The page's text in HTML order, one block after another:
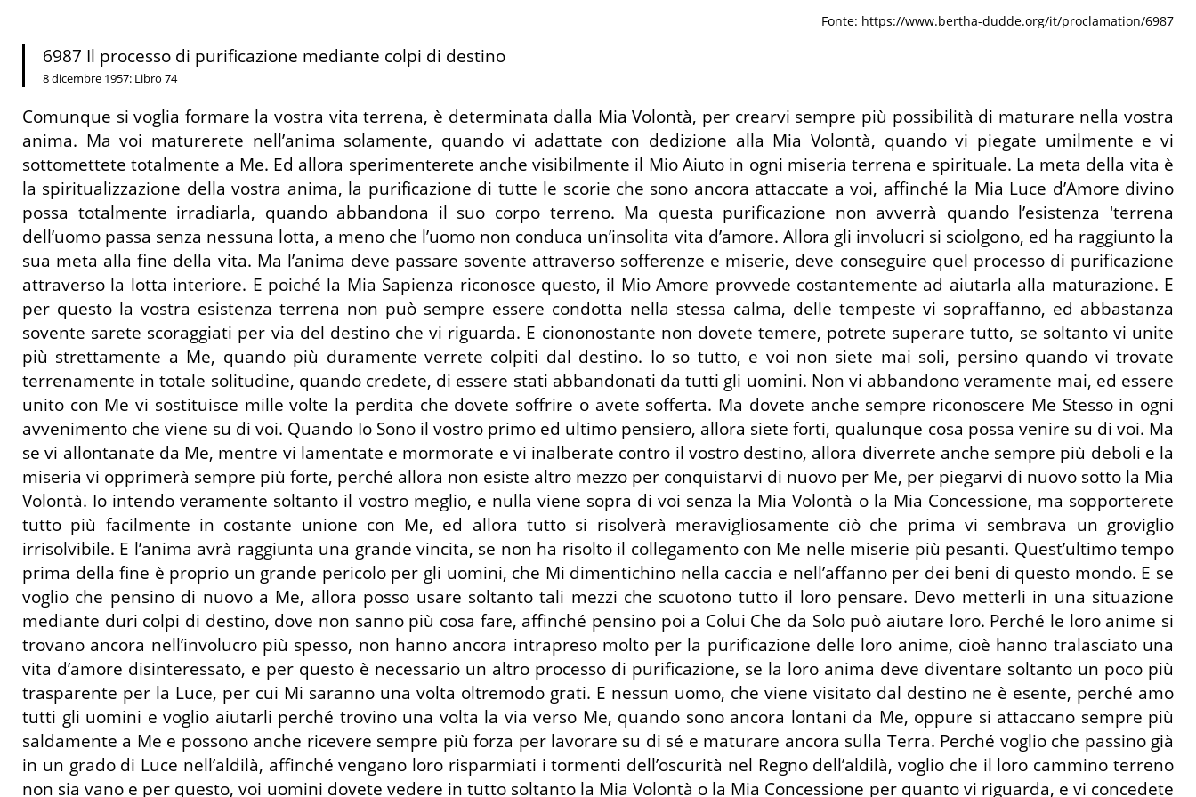
Fonte: https://www.bertha-dudde.org/it/proclamation/6987
6987 Il processo di purificazione mediante colpi di destino
8 dicembre 1957: Libro 74
Comunque si voglia formare la vostra vita terrena, è determinata dalla Mia Volontà, per crearvi sempre più possibilità di maturare nella vostra
anima. Ma voi maturerete nell’anima solamente, quando vi adattate con dedizione alla Mia Volontà, quando vi piegate umilmente e vi
sottomettete totalmente a Me. Ed allora sperimenterete anche visibilmente il Mio Aiuto in ogni miseria terrena e spirituale. La meta della vita è
la spiritualizzazione della vostra anima, la purificazione di tutte le scorie che sono ancora attaccate a voi, affinché la Mia Luce d’Amore divino
possa totalmente irradiarla, quando abbandona il suo corpo terreno. Ma questa purificazione non avverrà quando l’esistenza 'terrena
dell’uomo passa senza nessuna lotta, a meno che l’uomo non conduca un’insolita vita d’amore. Allora gli involucri si sciolgono, ed ha raggiunto la
sua meta alla fine della vita. Ma l’anima deve passare sovente attraverso sofferenze e miserie, deve conseguire quel processo di purificazione
attraverso la lotta interiore. E poiché la Mia Sapienza riconosce questo, il Mio Amore provvede costantemente ad aiutarla alla maturazione. E
per questo la vostra esistenza terrena non può sempre essere condotta nella stessa calma, delle tempeste vi sopraffanno, ed abbastanza
sovente sarete scoraggiati per via del destino che vi riguarda. E ciononostante non dovete temere, potrete superare tutto, se soltanto vi unite
più strettamente a Me, quando più duramente verrete colpiti dal destino. Io so tutto, e voi non siete mai soli, persino quando vi trovate
terrenamente in totale solitudine, quando credete, di essere stati abbandonati da tutti gli uomini. Non vi abbandono veramente mai, ed essere
unito con Me vi sostituisce mille volte la perdita che dovete soffrire o avete sofferta. Ma dovete anche sempre riconoscere Me Stesso in ogni
avvenimento che viene su di voi. Quando Io Sono il vostro primo ed ultimo pensiero, allora siete forti, qualunque cosa possa venire su di voi. Ma
se vi allontanate da Me, mentre vi lamentate e mormorate e vi inalberate contro il vostro destino, allora diverrete anche sempre più deboli e la
miseria vi opprimerà sempre più forte, perché allora non esiste altro mezzo per conquistarvi di nuovo per Me, per piegarvi di nuovo sotto la Mia
Volontà. Io intendo veramente soltanto il vostro meglio, e nulla viene sopra di voi senza la Mia Volontà o la Mia Concessione, ma sopporterete
tutto più facilmente in costante unione con Me, ed allora tutto si risolverà meravigliosamente ciò che prima vi sembrava un groviglio
irrisolvibile. E l’anima avrà raggiunta una grande vincita, se non ha risolto il collegamento con Me nelle miserie più pesanti. Quest’ultimo tempo
prima della fine è proprio un grande pericolo per gli uomini, che Mi dimentichino nella caccia e nell’affanno per dei beni di questo mondo. E se
voglio che pensino di nuovo a Me, allora posso usare soltanto tali mezzi che scuotono tutto il loro pensare. Devo metterli in una situazione
mediante duri colpi di destino, dove non sanno più cosa fare, affinché pensino poi a Colui Che da Solo può aiutare loro. Perché le loro anime si
trovano ancora nell’involucro più spesso, non hanno ancora intrapreso molto per la purificazione delle loro anime, cioè hanno tralasciato una
vita d’amore disinteressato, e per questo è necessario un altro processo di purificazione, se la loro anima deve diventare soltanto un poco più
trasparente per la Luce, per cui Mi saranno una volta oltremodo grati. E nessun uomo, che viene visitato dal destino ne è esente, perché amo
tutti gli uomini e voglio aiutarli perché trovino una volta la via verso Me, quando sono ancora lontani da Me, oppure si attaccano sempre più
saldamente a Me e possono anche ricevere sempre più forza per lavorare su di sé e maturare ancora sulla Terra. Perché voglio che passino già
in un grado di Luce nell’aldilà, affinché vengano loro risparmiati i tormenti dell’oscurità nel Regno dell’aldilà, voglio che il loro cammino terreno
non sia vano e per questo, voi uomini dovete vedere in tutto soltanto la Mia Volontà o la Mia Concessione per quanto vi riguarda, e vi concedete